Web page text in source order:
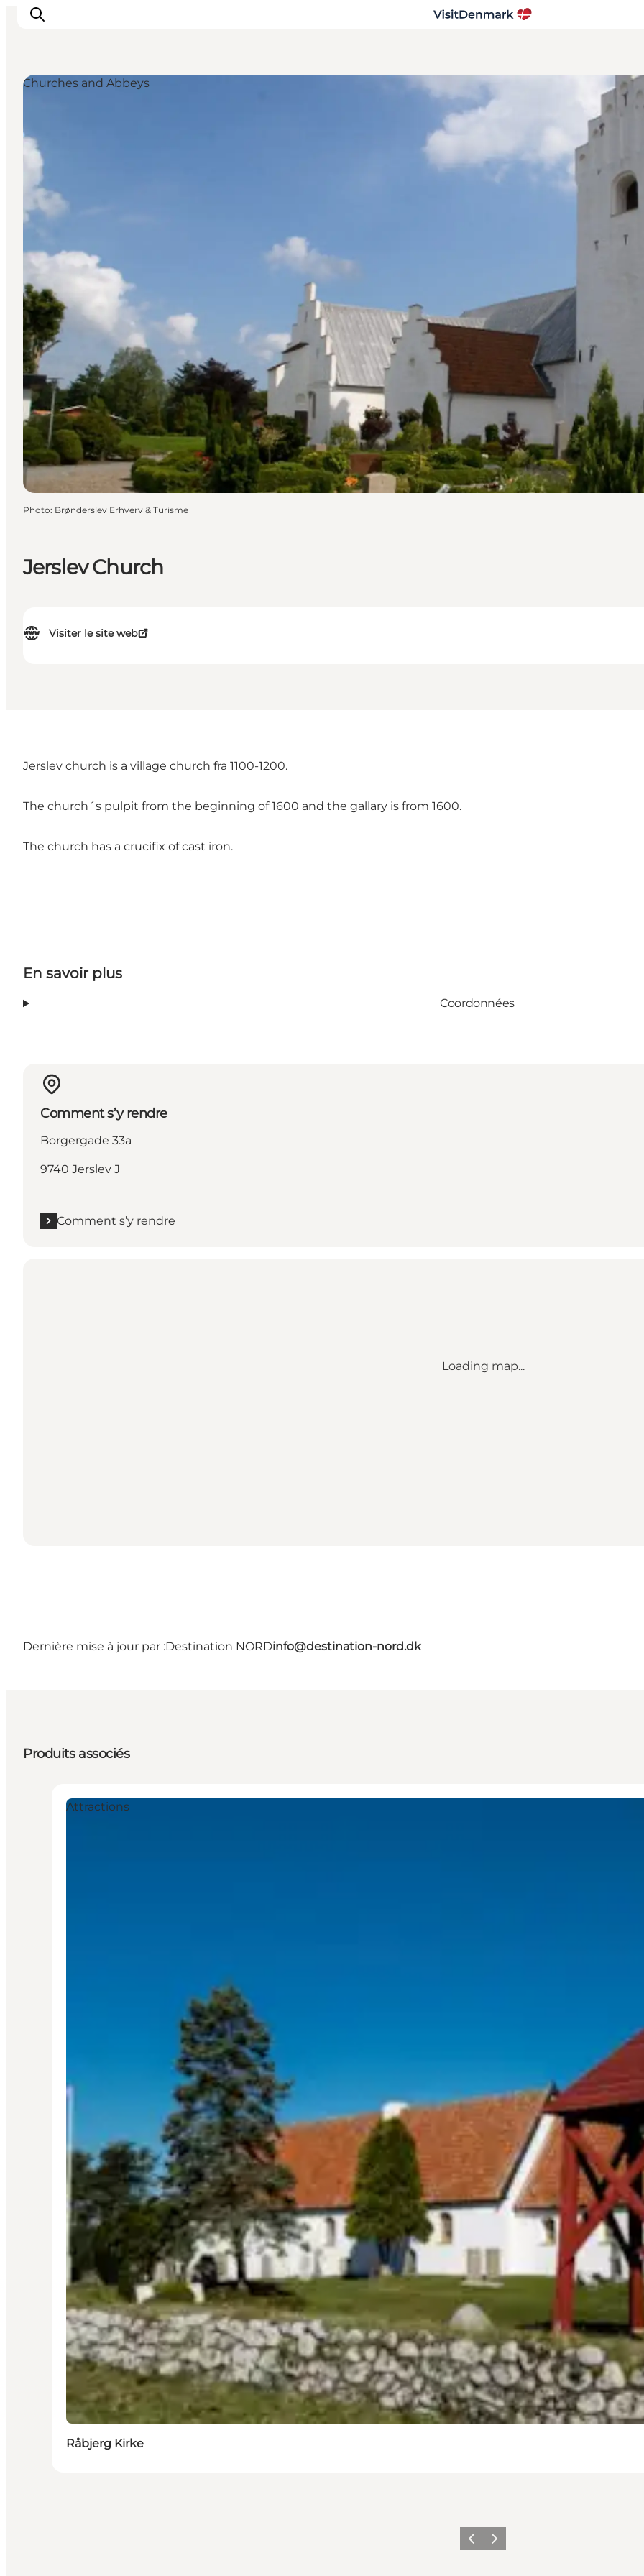
Destinations
Quoi faire
Hébergements
Planifiez votre voyage
Jerslev Church
Visiter le site web
Churches and Abbeys
Photo: Brønderslev Erhverv & Turisme
Jerslev church is a village church fra 1100-1200.
The church´s pulpit from the beginning of 1600 and the gallary is from 1600.
The church has a crucifix of cast iron.
En savoir plus
Coordonnées
Comment s’y rendre
Borgergade 33a
9740 Jerslev J
Comment s’y rendre
Loading map...
Dernière mise à jour par :Destination NORDinfo@destination-nord.dk
Produits associés
Attractions
Råbjerg Kirke
PrécédentSuivant